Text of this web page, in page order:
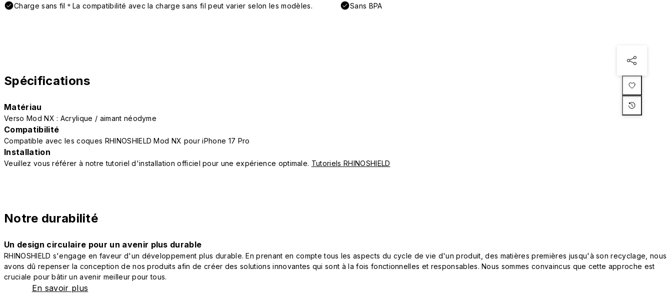
Charge sans fil＊La compatibilité avec la charge sans fil peut varier selon les modèles. Sans BPA
Spécifications
Matériau
Verso Mod NX : Acrylique / aimant néodyme
Compatibilité
Compatible avec les coques RHINOSHIELD Mod NX pour iPhone 17 Pro
Installation
Veuillez vous référer à notre tutoriel d'installation officiel pour une expérience optimale. Tutoriels RHINOSHIELD
Notre durabilité
Un design circulaire pour un avenir plus durable
RHINOSHIELD s'engage en faveur d'un développement plus durable. En prenant en compte tous les aspects du cycle de vie d'un produit, des matières premières jusqu'à son recyclage, nous
avons dû repenser la conception de nos produits afin de créer des solutions innovantes qui sont à la fois fonctionnelles et responsables. Nous sommes convaincus que cette approche est
cruciale pour bâtir un avenir meilleur pour tous.
En savoir plus